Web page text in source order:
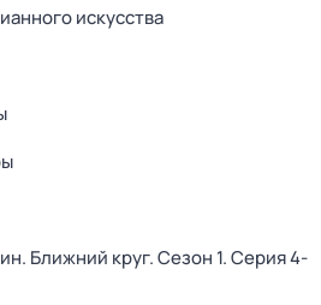
искусства
Ближний круг. Сезон 1. Серия 4-